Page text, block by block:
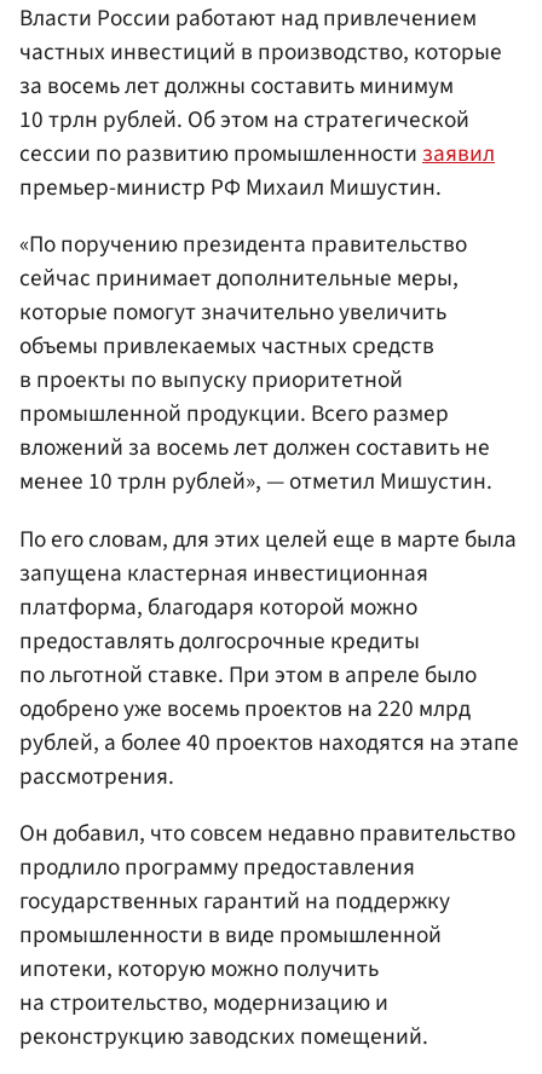
Власти России работают над привлечением
частных инвестиций в производство, которые
за восемь лет должны составить минимум
10 трлн рублей. Об этом на стратегической
сессии по развитию промышленностизаявил
премьер-министр РФ Михаил Мишустин.
«По поручению президента правительство
сейчас принимает дополнительные меры,
которые помогут значительно увеличить
объемы привлекаемых частных средств
в проекты по выпуску приоритетной
промышленной продукции. Всего размер
вложений за восемь лет должен составить не
менее 10 трлн рублей», — отметил Мишустин.
По его словам, для этих целей еще в марте была
запущена кластерная инвестиционная
платформа, благодаря которой можно
предоставлять долгосрочные кредиты
по льготной ставке. При этом в апреле было
одобрено уже восемь проектов на 220 млрд
рублей, а более 40 проектов находятся на этапе
рассмотрения.
Он добавил, что совсем недавно правительство
продлило программу предоставления
государственных гарантий на поддержку
промышленности в виде промышленной
ипотеки, которую можно получить
на строительство, модернизацию и
реконструкцию заводских помещений.